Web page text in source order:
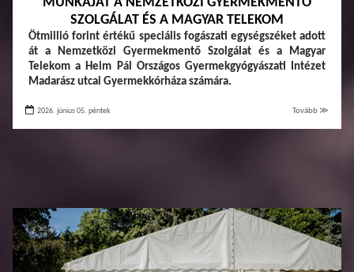
SZOLGÁLAT ÉS A MAGYAR TELEKOM
Ötmillió forint értékű speciális fogászati egységszéket adott
át a Nemzetközi Gyermekmentő Szolgálat és a Magyar
Telekom a Heim Pál Országos Gyermekgyógyászati Intézet
Madarász utcai Gyermekkórháza számára.
2026. június 05. péntek Tovább ≫